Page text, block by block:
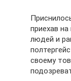
приехав
людей и
своему